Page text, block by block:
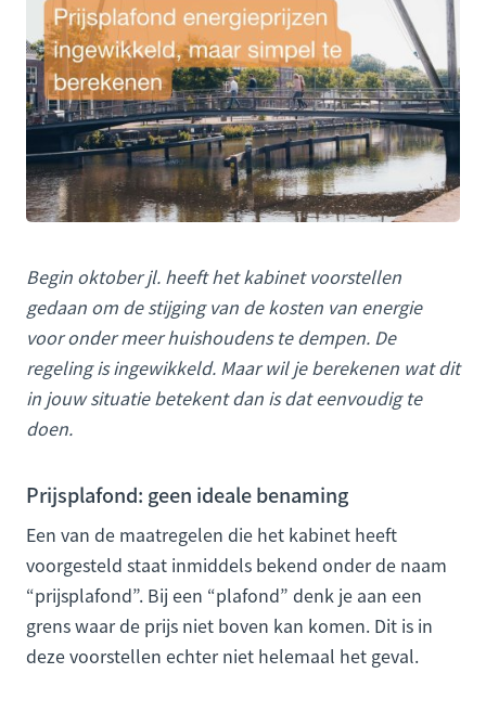
Begin oktober jl. heeft het kabinet voorstellen
gedaan om de stijging van de kosten van energie
voor onder meer huishoudens te dempen. De
regeling is ingewikkeld. Maar wil je berekenen wat dit
in jouw situatie betekent dan is dat eenvoudig te
doen.
Prijsplafond: geen ideale benaming
Een van de maatregelen die het kabinet heeft
voorgesteld staat inmiddels bekend onder de naam
“prijsplafond”. Bij een “plafond” denk je aan een
grens waar de prijs niet boven kan komen. Dit is in
deze voorstellen echter niet helemaal het geval.